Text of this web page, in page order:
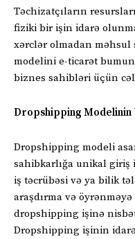
Təchizatçıların
fiziki bir işin idarə
xərclər olmadan
modelini e-ticarət
biznes sahibləri üçün
Dropshipping Modelinin
Dropshipping modeli
sahibkarlığa unikal giriş
iş təcrübəsi və ya bilik
araşdırma və
dropshipping işinə
Dropshipping işinin